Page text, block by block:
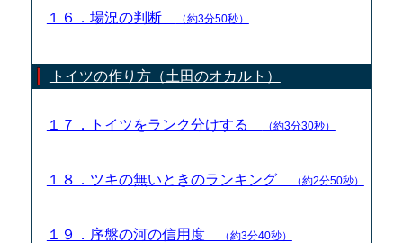
１６．場況の判断 （約3分50秒）
トイツの作り方（土田のオカルト）
１７．トイツをランク分けする （約3分30秒）
１８．ツキの無いときのランキング （約2分50秒）
１９．序盤の河の信用度 （約3分40秒）